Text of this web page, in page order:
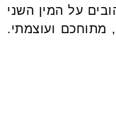
על המין השני
מתוחכם ועוצמתי.